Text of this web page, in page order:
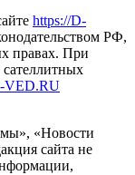
https://D-
РФ,
правах. При
VED.RU
«Новости
сайта не